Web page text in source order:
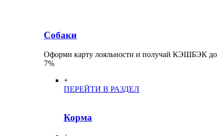
Собаки
Оформи карту лояльности и получай КЭШБЭК до
7%
+
ПЕРЕЙТИ В РАЗДЕЛ
Корма